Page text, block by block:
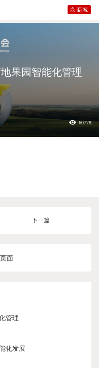
果园智能化管理
60778
下一篇
面
管理
化发展